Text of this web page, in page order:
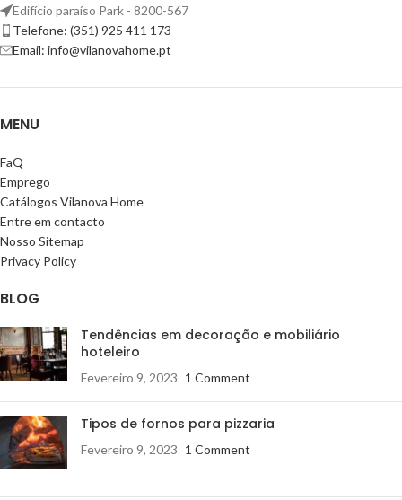
Edifício paraíso Park - 8200-567
Telefone: (351) 925 411 173
Email: info@vilanovahome.pt
MENU
FaQ
Emprego
Catálogos Vilanova Home
Entre em contacto
Nosso Sitemap
Privacy Policy
BLOG
Tendências em decoração e mobiliário
hoteleiro
Fevereiro 9, 2023 1 Comment
Tipos de fornos para pizzaria
Fevereiro 9, 2023 1 Comment